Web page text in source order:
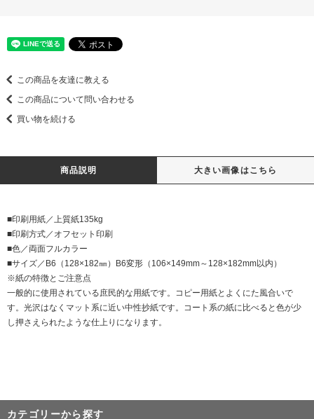
この商品を友達に教える
この商品について問い合わせる
買い物を続ける
商品説明 大きい画像はこちら
■印刷用紙／上質紙135kg
■印刷方式／オフセット印刷
■色／両面フルカラー
■サイズ／B6（128×182㎜）B6変形（106×149mm～128×182mm以内）
※紙の特徴とご注意点
一般的に使用されている庶民的な用紙です。コピー用紙とよくにた風合いで
す。光沢はなくマット系に近い中性抄紙です。コート系の紙に比べると色が少
し押さえられたような仕上りになります。
カテゴリーから探す